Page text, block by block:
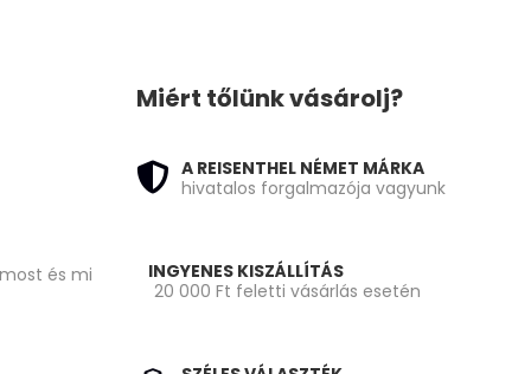
és mi
Miért tőlünk vásárolj?
A REISENTHEL NÉMET MÁRKA
hivatalos forgalmazója vagyunk
INGYENES KISZÁLLÍTÁS
20 000 Ft feletti vásárlás esetén